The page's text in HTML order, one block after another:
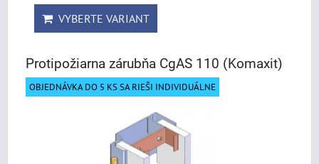
VYBERTE VARIANT
Protipožiarna zárubňa CgAS 110 (Komaxit)
OBJEDNÁVKA DO 5 KS SA RIEŠI INDIVIDUÁLNE